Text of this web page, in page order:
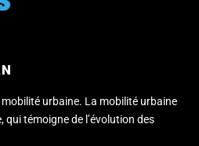
urbaine. La mobilité urbaine
témoigne de l’évolution des